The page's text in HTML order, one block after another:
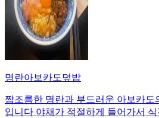
명란아보카도덮밥
짭조름한 명란과 부드러운 아보카도
입니다 야채가 적절하게 들어가서